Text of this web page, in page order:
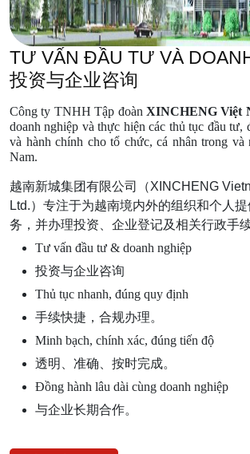
TƯ VẤN ĐẦU TƯ VÀ
投资与企业咨询
Công ty TNHH Tập đoàn XINCHENG Việt
doanh nghiệp và thực hiện các thủ tục đầu tư,
và hành chính cho tổ chức, cá nhân trong
Nam.
越南新城集团有限公司（XINCHENG
Ltd.）专注于为越南境内外的组织和个人
务，并办理投资、企业登记及相关行政手续
Tư vấn đầu tư & doanh nghiệp
投资与企业咨询
Thủ tục nhanh, đúng quy định
手续快捷，合规办理。
Minh bạch, chính xác, đúng tiến độ
透明、准确、按时完成。
Đồng hành lâu dài cùng doanh nghiệp
与企业长期合作。